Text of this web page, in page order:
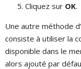
Cliquez sur OK.
Une autre méthode
consiste à utiliser la
disponible dans le
alors ajouté par